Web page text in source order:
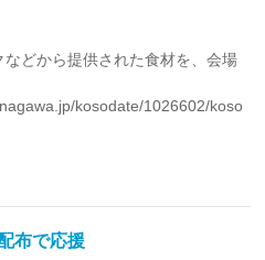
どから提供された食材を、会場
kosodate/1026602/koso
布で応援